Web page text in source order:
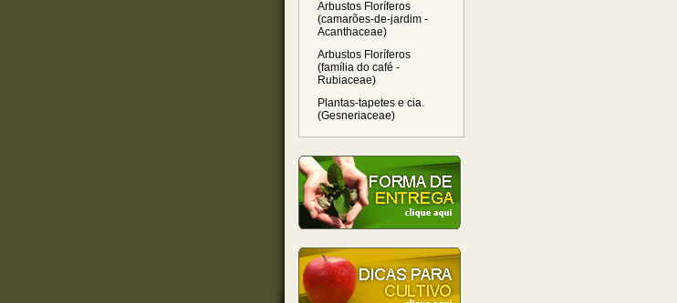
Arbustos Floríferos
(camarões-de-jardim -
Acanthaceae)
Arbustos Floríferos
(família do café -
Rubiaceae)
Plantas-tapetes e cia.
(Gesneriaceae)